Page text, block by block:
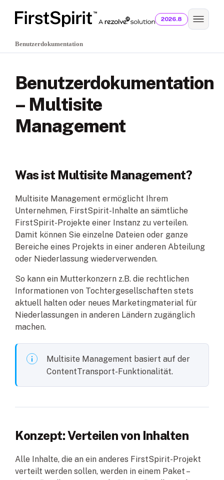
2026.8
Benutzerdokumentation
Benutzerdokumentation
– Multisite
Management
Was ist Multisite Management?
Multisite Management ermöglicht Ihrem
Unternehmen, FirstSpirit-Inhalte an sämtliche
FirstSpirit-Projekte einer Instanz zu verteilen.
Damit können Sie einzelne Dateien oder ganze
Bereiche eines Projekts in einer anderen Abteilung
oder Niederlassung wiederverwenden.
So kann ein Mutterkonzern z.B. die rechtlichen
Informationen von Tochtergesellschaften stets
aktuell halten oder neues Marketingmaterial für
Niederlassungen in anderen Ländern zugänglich
machen.
Multisite Management basiert auf der
ContentTransport-Funktionalität.
Konzept: Verteilen von Inhalten
Alle Inhalte, die an ein anderes FirstSpirit-Projekt
verteilt werden sollen, werden in einem Paket –